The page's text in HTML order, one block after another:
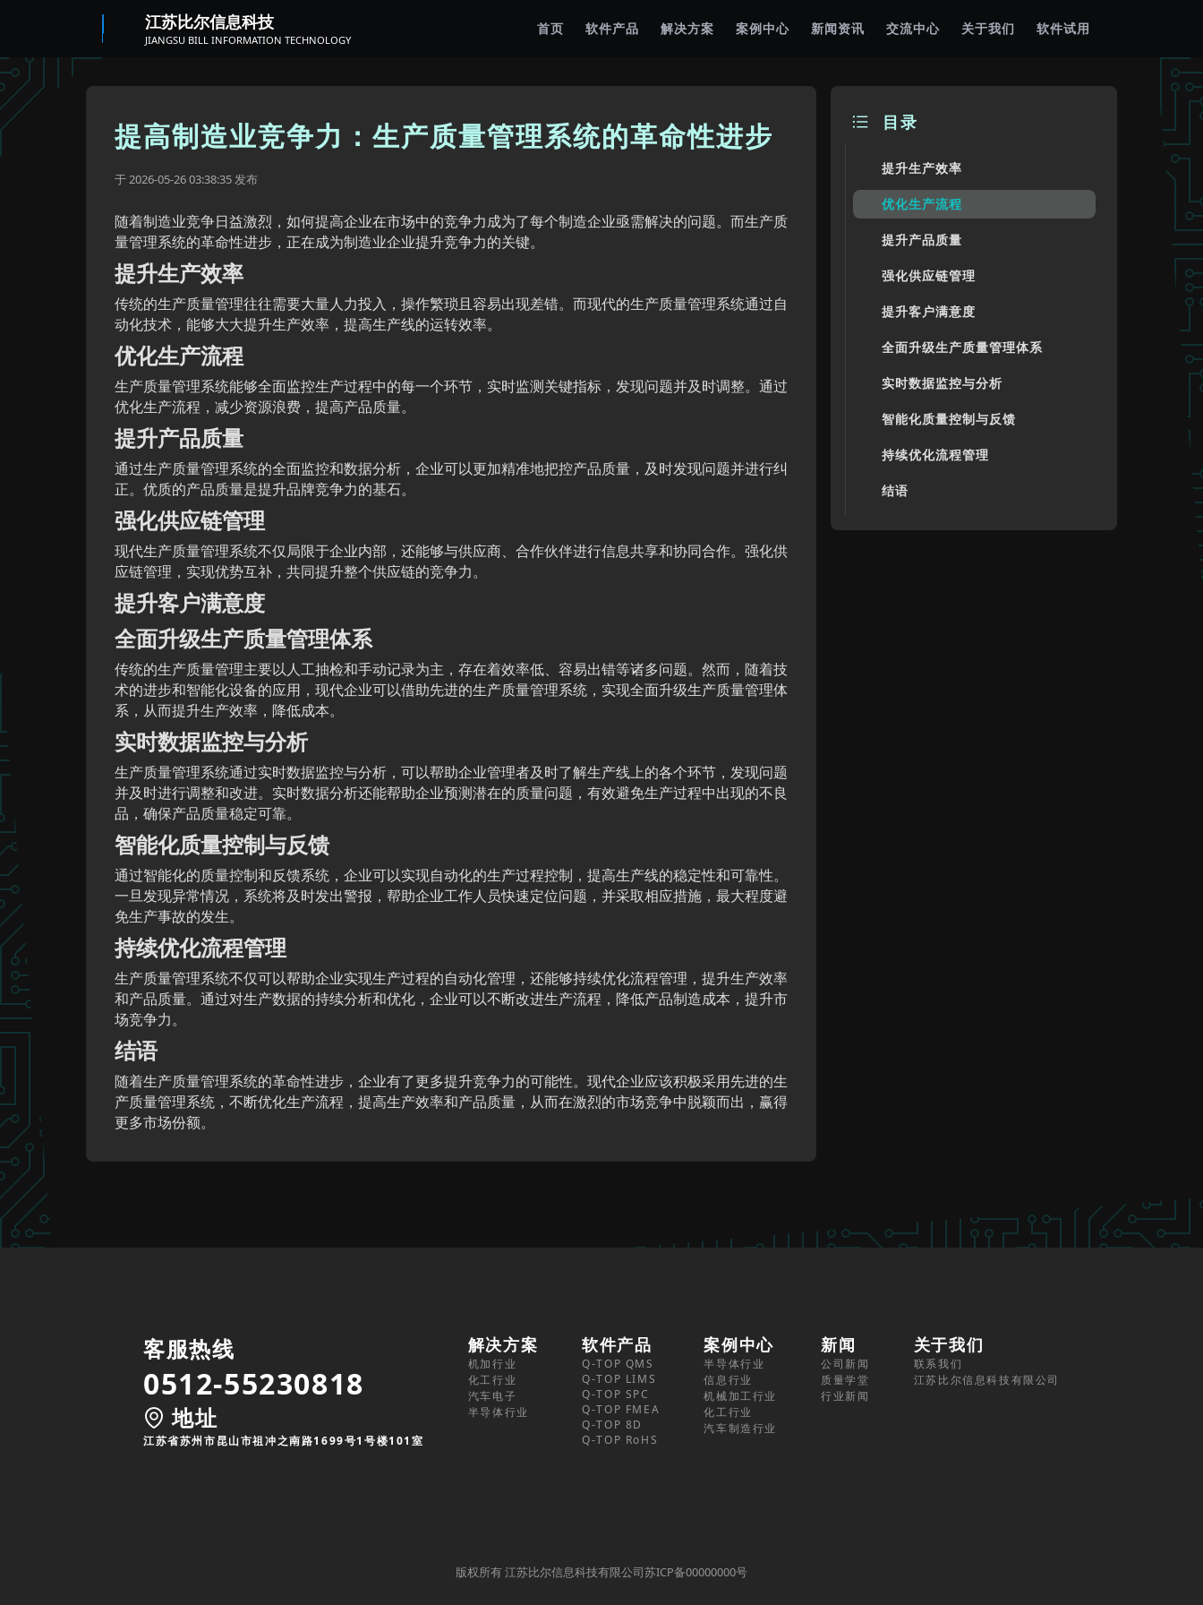
江苏比尔信息科技
JIANGSU BILL INFORMATION TECHNOLOGY
首页 软件产品 解决方案 案例中心 新闻资讯 交流中心 关于我们 软件试用
提高制造业竞争力：生产质量管理系统的革命性进步
于2026-05-26 03:38:35 发布
随着制造业竞争日益激烈，如何提高企业在市场中的竞争力成为了每个制造企业亟需解决的问题。而生产质
量管理系统的革命性进步，正在成为制造业企业提升竞争力的关键。
提升生产效率
传统的生产质量管理往往需要大量人力投入，操作繁琐且容易出现差错。而现代的生产质量管理系统通过自
动化技术，能够大大提升生产效率，提高生产线的运转效率。
优化生产流程
生产质量管理系统能够全面监控生产过程中的每一个环节，实时监测关键指标，发现问题并及时调整。通过
优化生产流程，减少资源浪费，提高产品质量。
提升产品质量
通过生产质量管理系统的全面监控和数据分析，企业可以更加精准地把控产品质量，及时发现问题并进行纠
正。优质的产品质量是提升品牌竞争力的基石。
强化供应链管理
现代生产质量管理系统不仅局限于企业内部，还能够与供应商、合作伙伴进行信息共享和协同合作。强化供
应链管理，实现优势互补，共同提升整个供应链的竞争力。
提升客户满意度
全面升级生产质量管理体系
传统的生产质量管理主要以人工抽检和手动记录为主，存在着效率低、容易出错等诸多问题。然而，随着技
术的进步和智能化设备的应用，现代企业可以借助先进的生产质量管理系统，实现全面升级生产质量管理体
系，从而提升生产效率，降低成本。
实时数据监控与分析
生产质量管理系统通过实时数据监控与分析，可以帮助企业管理者及时了解生产线上的各个环节，发现问题
并及时进行调整和改进。实时数据分析还能帮助企业预测潜在的质量问题，有效避免生产过程中出现的不良
品，确保产品质量稳定可靠。
智能化质量控制与反馈
通过智能化的质量控制和反馈系统，企业可以实现自动化的生产过程控制，提高生产线的稳定性和可靠性。
一旦发现异常情况，系统将及时发出警报，帮助企业工作人员快速定位问题，并采取相应措施，最大程度避
免生产事故的发生。
持续优化流程管理
生产质量管理系统不仅可以帮助企业实现生产过程的自动化管理，还能够持续优化流程管理，提升生产效率
和产品质量。通过对生产数据的持续分析和优化，企业可以不断改进生产流程，降低产品制造成本，提升市
场竞争力。
结语
随着生产质量管理系统的革命性进步，企业有了更多提升竞争力的可能性。现代企业应该积极采用先进的生
产质量管理系统，不断优化生产流程，提高生产效率和产品质量，从而在激烈的市场竞争中脱颖而出，赢得
更多市场份额。
目录
提升生产效率
优化生产流程
提升产品质量
强化供应链管理
提升客户满意度
全面升级生产质量管理体系
实时数据监控与分析
智能化质量控制与反馈
持续优化流程管理
结语
客服热线
0512-55230818
地址
江苏省苏州市昆山市祖冲之南路1699号1号楼101室
解决方案
机加行业
化工行业
汽车电子
半导体行业
软件产品
Q-TOP QMS
Q-TOP LIMS
Q-TOP SPC
Q-TOP FMEA
Q-TOP 8D
Q-TOP RoHS
案例中心
半导体行业
信息行业
机械加工行业
化工行业
汽车制造行业
新闻
公司新闻
质量学堂
行业新闻
关于我们
联系我们
江苏比尔信息科技有限公司
版权所有 江苏比尔信息科技有限公司苏ICP备00000000号